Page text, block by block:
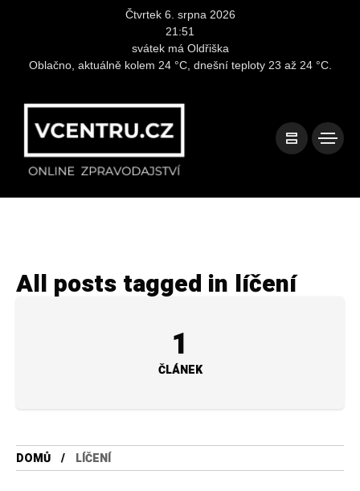
Čtvrtek 6. srpna 2026
21:51
svátek má Oldřiška
Oblačno, aktuálně kolem 24 °C, dnešní teploty 23 až 24 °C.
All posts tagged in líčení
1
ČLÁNEK
DOMŮ LÍČENÍ